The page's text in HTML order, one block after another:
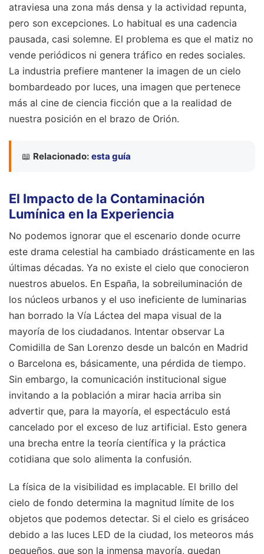
atraviesa una zona más densa y la actividad repunta,
pero son excepciones. Lo habitual es una cadencia
pausada, casi solemne. El problema es que el matiz no
vende periódicos ni genera tráfico en redes sociales.
La industria prefiere mantener la imagen de un cielo
bombardeado por luces, una imagen que pertenece
más al cine de ciencia ficción que a la realidad de
nuestra posición en el brazo de Orión.
📖 Relacionado: esta guía
El Impacto de la Contaminación
Lumínica en la Experiencia
No podemos ignorar que el escenario donde ocurre
este drama celestial ha cambiado drásticamente en las
últimas décadas. Ya no existe el cielo que conocieron
nuestros abuelos. En España, la sobreiluminación de
los núcleos urbanos y el uso ineficiente de luminarias
han borrado la Vía Láctea del mapa visual de la
mayoría de los ciudadanos. Intentar observar La
Comidilla de San Lorenzo desde un balcón en Madrid
o Barcelona es, básicamente, una pérdida de tiempo.
Sin embargo, la comunicación institucional sigue
invitando a la población a mirar hacia arriba sin
advertir que, para la mayoría, el espectáculo está
cancelado por el exceso de luz artificial. Esto genera
una brecha entre la teoría científica y la práctica
cotidiana que solo alimenta la confusión.
La física de la visibilidad es implacable. El brillo del
cielo de fondo determina la magnitud límite de los
objetos que podemos detectar. Si el cielo es grisáceo
debido a las luces LED de la ciudad, los meteoros más
pequeños, que son la inmensa mayoría, quedan